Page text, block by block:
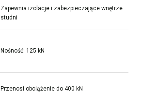
Zapewnia izolacje i zabezpieczające wnętrze
studni
Nośność: 125 kN
Przenosi obciążenie do 400 kN